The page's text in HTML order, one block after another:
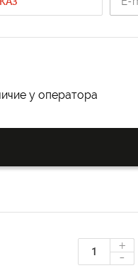
у оператора
+
-